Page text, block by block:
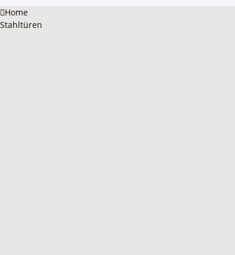
Home
Stahltüren